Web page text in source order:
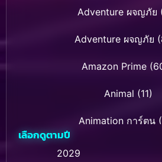
Adventure ผจญภัย
Adventure ผจญภัย
Amazon Prime
Animal (11)
Animation การ์ตูน
Animation การ์ตูน
เลือกดูตามปี
2029